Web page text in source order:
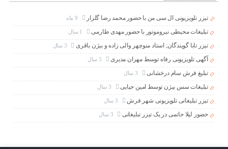
تیزر تلویزیونی ال سی من با حضور محمد رضا گلزار
تبلیغات محیطی نیروموتور با حضور مهدی طارمی
تیزر تابا گویندگان; استاد منوچهر والی زاده و بیژن باقری
آگهی تلویزیونی رفاه توسط مهران مدیری
تبلیغ فرش سام درخشانی
تبلیغات سس بیژن توسط امین حیایی
تیزر تبلیغاتی تلویزیونی شهر فرش
حضور لیلا حاتمی در یک تیزر تبلیغاتی